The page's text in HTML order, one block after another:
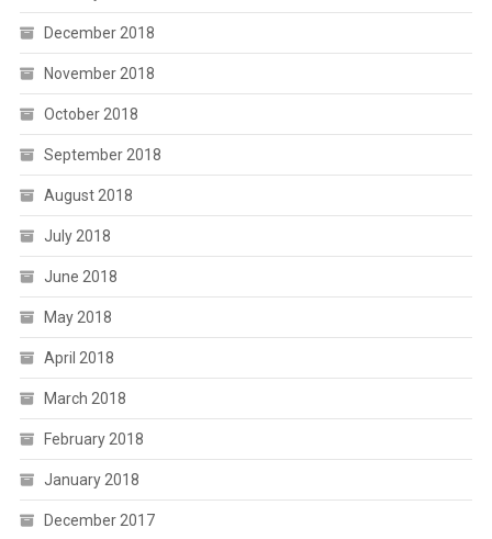
December 2018
November 2018
October 2018
September 2018
August 2018
July 2018
June 2018
May 2018
April 2018
March 2018
February 2018
January 2018
December 2017